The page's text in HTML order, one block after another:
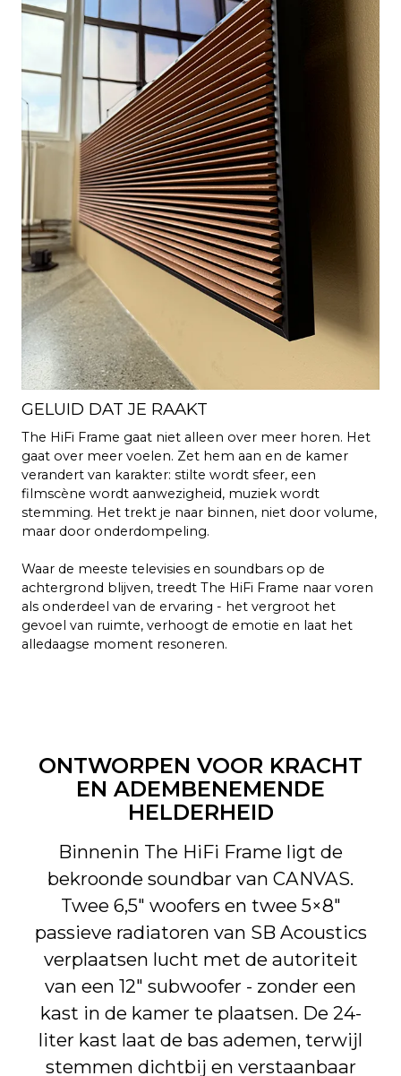
GELUID DAT JE RAAKT
The HiFi Frame gaat niet alleen over meer horen. Het
gaat over meer voelen. Zet hem aan en de kamer
verandert van karakter: stilte wordt sfeer, een
filmscène wordt aanwezigheid, muziek wordt
stemming. Het trekt je naar binnen, niet door volume,
maar door onderdompeling.
Waar de meeste televisies en soundbars op de
achtergrond blijven, treedt The HiFi Frame naar voren
als onderdeel van de ervaring - het vergroot het
gevoel van ruimte, verhoogt de emotie en laat het
alledaagse moment resoneren.
ONTWORPEN VOOR KRACHT
EN ADEMBENEMENDE
HELDERHEID
Binnenin The HiFi Frame ligt de
bekroonde soundbar van CANVAS.
Twee 6,5" woofers en twee 5×8"
passieve radiatoren van SB Acoustics
verplaatsen lucht met de autoriteit
van een 12" subwoofer - zonder een
kast in de kamer te plaatsen. De 24-
liter kast laat de bas ademen, terwijl
stemmen dichtbij en verstaanbaar